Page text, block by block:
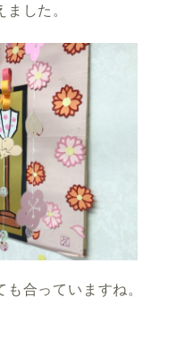
した。
合っていますね。